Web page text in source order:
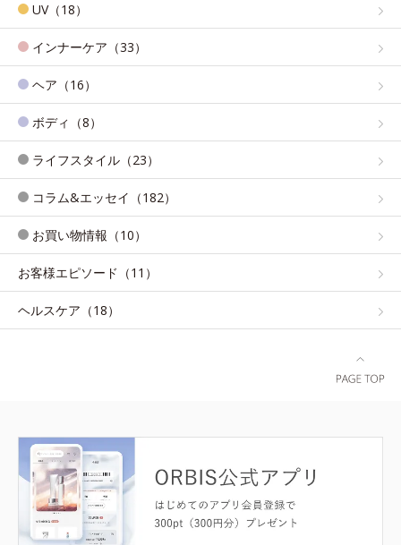
UV（18）
インナーケア（33）
ヘア（16）
ボディ（8）
ライフスタイル（23）
コラム&エッセイ（182）
お買い物情報（10）
お客様エピソード（11）
ヘルスケア（18）